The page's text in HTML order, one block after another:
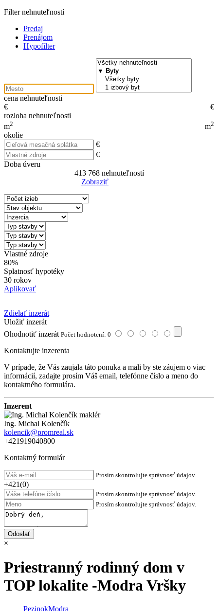
Filter nehnuteľností
Predaj
Prenájom
Hypofilter
cena nehnuteľnosti
€
€
rozloha nehnuteľnosti
m2 m2
okolie
€
€
Doba úveru
413 768nehnuteľností
Zobraziť
Vlastné zdroje
80%
Splatnosť hypotéky
30 rokov
Aplikovať
Zdielať inzerát
Uložiť inzerát
Ohodnotiť inzerát Počet hodnotení: 0
Kontaktujte inzerenta
V prípade, že Vás zaujala táto ponuka a mali by ste záujem o viac
informácií, zadajte prosím Váš email, telefónne číslo a meno do
kontaktného formulára.
Inzerent
Ing. Michal Kolenčík
kolencik@promreal.sk
+421919040800
Kontaktný formulár
Prosím skontrolujte správnosť údajov.
+421(0)
Prosím skontrolujte správnosť údajov.
Prosím skontrolujte správnosť údajov.
×
Priestranný rodinný dom v
TOP lokalite -Modra Vršky
PezinokModra